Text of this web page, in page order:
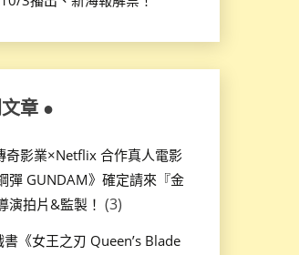
章 ●
奇影業×Netflix 合作真人電影
彈 GUNDAM》確定請來『金
演拍片&監製！ (3)
《女王之刃 Queen’s Blade